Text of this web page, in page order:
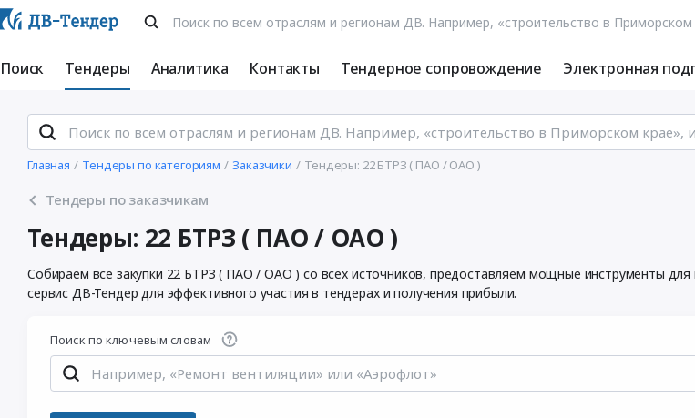
Поиск Тендеры Аналитика Контакты Тендерное сопровождение Электронная
Главная Тендеры по категориям Заказчики Тендеры: 22 БТРЗ ( ПАО / ОАО )
Тендеры по заказчикам
Тендеры: 22 БТРЗ ( ПАО / ОАО )
Собираем все закупки 22 БТРЗ ( ПАО / ОАО ) со всех источников, предоставляем мощные инструменты
сервис ДВ-Тендер для эффективного участия в тендерах и получения прибыли.
Поиск по ключевым словам